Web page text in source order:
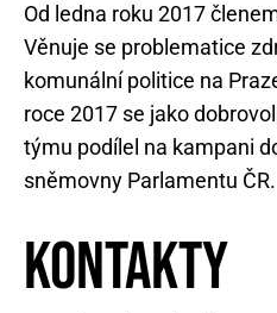
Od ledna roku 2017
Věnuje se problematice
komunální politice na
roce 2017 se jako
týmu podílel na kampani
sněmovny Parlamentu ČR.
Kontakty